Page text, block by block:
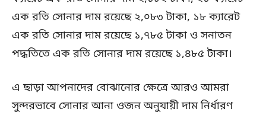
এক রতি সোনার দাম রয়েছে ২,০৮৩ টাকা, ১৮ ক্যারেট
এক রতি সোনার দাম রয়েছে ১,৭৮৫ টাকা ও সনাতন
পদ্ধতিতে এক রতি সোনার দাম রয়েছে ১,৪৮৫ টাকা।
এ ছাড়া আপনাদের বোঝানোর ক্ষেত্রে আরও আমরা
সুন্দরভাবে সোনার আনা ওজন অনুযায়ী দাম নির্ধারণ